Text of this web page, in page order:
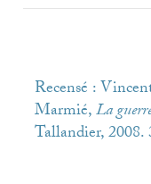
Recensé :
Marmié,La
Tallandier, 2008.